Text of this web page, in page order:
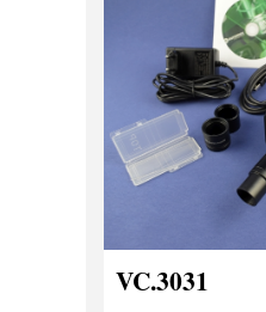
VC.3031